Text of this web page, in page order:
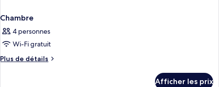
Chambre
4 personnes
Wi-Fi gratuit
Plus de détails
Plus
Afficher les prix